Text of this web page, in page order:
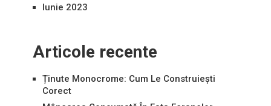
Iunie 2023
Articole recente
Ținute Monocrome: Cum Le Construiești
Corect